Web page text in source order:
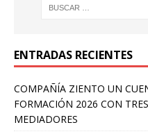
ENTRADAS RECIENTES
COMPAÑÍA ZIENTO UN
FORMACIÓN 2026 CON
MEDIADORES